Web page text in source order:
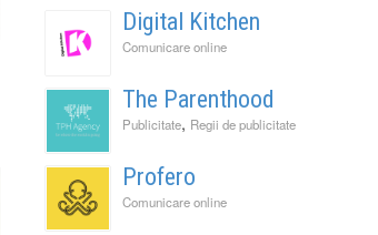
Digital Kitchen
Comunicare online
The Parenthood
Publicitate, Regii de publicitate
Profero
Comunicare online